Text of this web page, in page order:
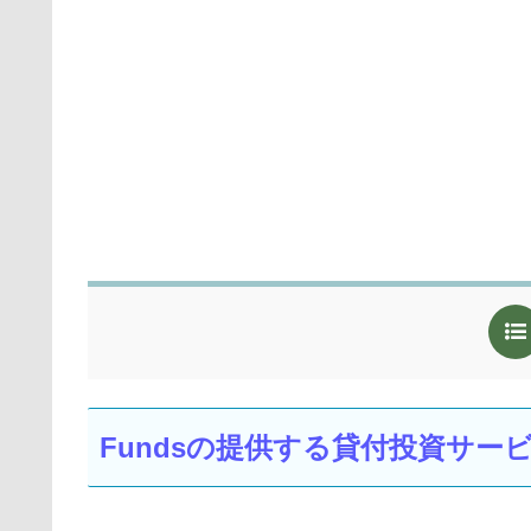
Fundsの提供する貸付投資サー